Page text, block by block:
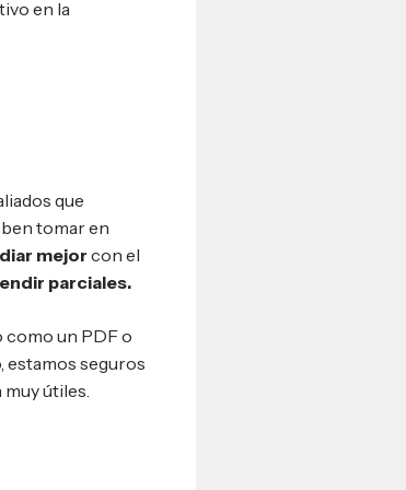
en la
que
tomar en
mejor con el
parciales.
como un PDF o
seguros
útiles.